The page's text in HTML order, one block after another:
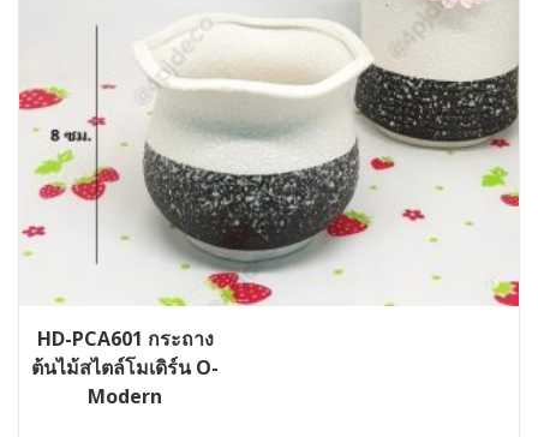
HD-PCA601 กระถาง
ต้นไม้สไตล์โมเดิร์น O-
Modern